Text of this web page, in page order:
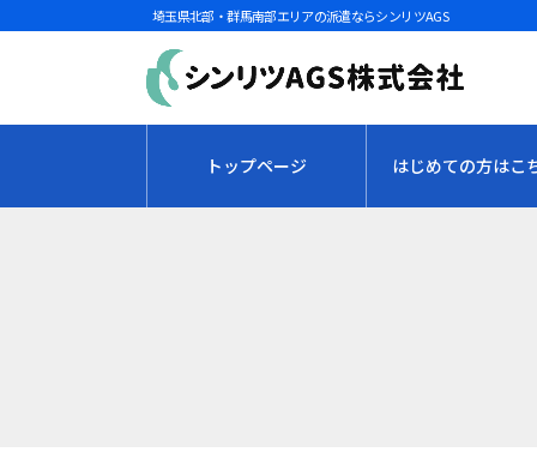
埼玉県北部・群馬南部エリアの派遣ならシンリツAGS
トップページ はじめての方はこ